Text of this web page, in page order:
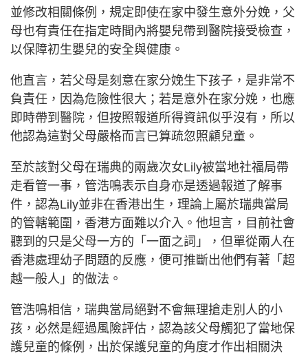
並修改相關條例，規定即使在家中發生意外分娩，父
母也有責任在指定時間內將嬰兒帶到醫院接受檢查，
以保障初生嬰兒的安全與健康。
他直言，若父母是刻意在家分娩生下孩子，是非常不
負責任，因為危險性很大；若是意外在家分娩，也應
即時帶到醫院，但按照報道所得資訊似乎沒有，所以
他認為這對父母嚴格而言已算疏忽照顧兒童。
至於該對父母在瑞典的兩歲次女Lily被當地社福局帶
走看管一事，管浩鳴表示自身亦是透過報道了解事
件，認為Lily並非在香港出生，理論上屬於瑞典當局
的管轄範圍，香港方面難以介入。他坦言，目前社會
聽到的只是父母一方的「一面之詞」，但單從兩人在
香港處理幼子問題的反應，便可推斷出他們有著「超
越一般人」的做法。
管浩鳴相信，瑞典當局絕對不會無理搶走別人的小
孩，必然是經過風險評估，認為該父母觸犯了當地保
護兒童的條例，出於保護兒童的角度才作出相關決